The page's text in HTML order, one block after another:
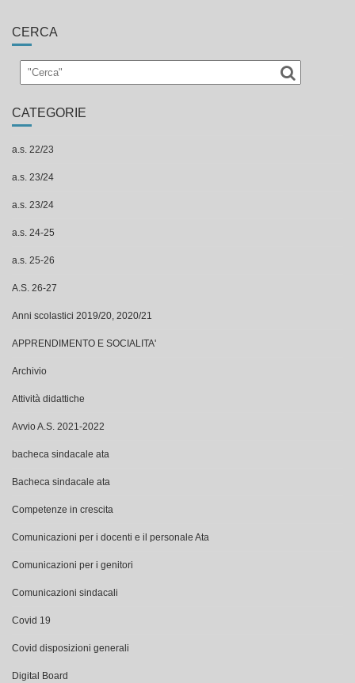
CERCA
CATEGORIE
a.s. 22/23
a.s. 23/24
a.s. 23/24
a.s. 24-25
a.s. 25-26
A.S. 26-27
Anni scolastici 2019/20, 2020/21
APPRENDIMENTO E SOCIALITA'
Archivio
Attività didattiche
Avvio A.S. 2021-2022
bacheca sindacale ata
Bacheca sindacale ata
Competenze in crescita
Comunicazioni per i docenti e il personale Ata
Comunicazioni per i genitori
Comunicazioni sindacali
Covid 19
Covid disposizioni generali
Digital Board